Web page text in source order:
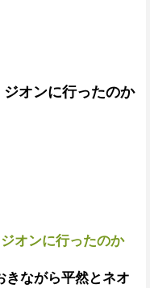
オンに行ったのか
オンに行ったのか
きながら平然とネオ